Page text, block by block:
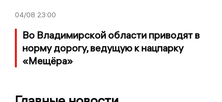
04/08 23:00
Во Владимирской области приводят в
норму дорогу, ведущую к нацпарку
«Мещёра»